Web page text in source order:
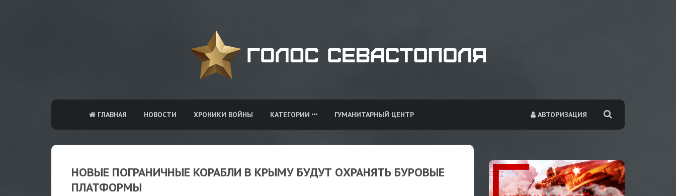
АВТОРИЗАЦИЯ
ГЛАВНАЯ НОВОСТИ ХРОНИКИ ВОЙНЫ КАТЕГОРИИ ГУМАНИТАРНЫЙ ЦЕНТР
НОВЫЕ ПОГРАНИЧНЫЕ КОРАБЛИ В КРЫМУ БУДУТ ОХРАНЯТЬ БУРОВЫЕ
ПЛАТФОРМЫ